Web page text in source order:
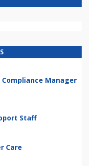
Manager
Staff
Care